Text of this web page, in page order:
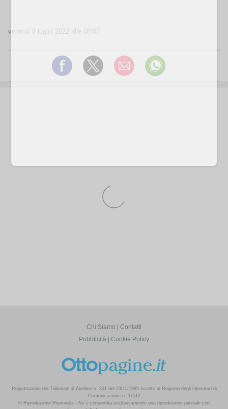
venerdì 8 luglio 2022 alle 08:07
Chi Siamo
Contatti
Pubblicità
Cookie Policy
Registrazione del Tribunale di Avellino n. 331 del 23/11/1995 Iscritto al Registro degli Operatori di
Comunicazione n. 37512
© Riproduzione Riservata – Ne è consentita esclusivamente una riproduzione parziale con